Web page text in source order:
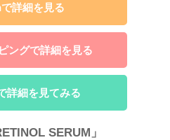
詳細を見る
ングで詳細を見る
詳細を見てみる
SERUM」